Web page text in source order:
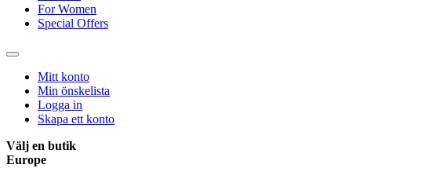
For Women
Special Offers
Mitt konto
Min önskelista
Logga in
Skapa ett konto
Välj en butik
Europe